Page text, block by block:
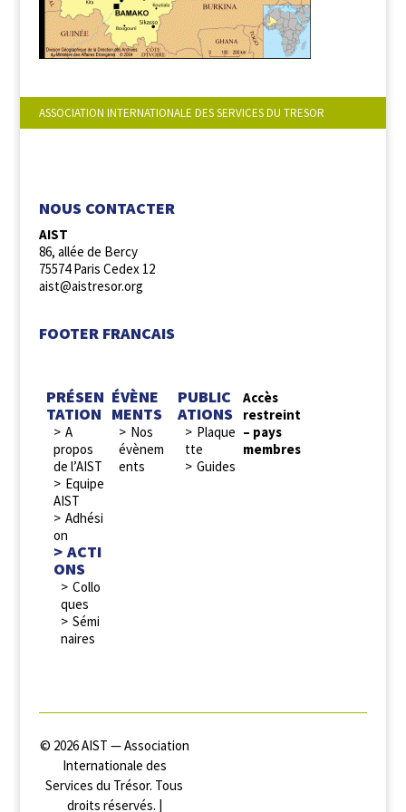
ASSOCIATION INTERNATIONALE DES SERVICES DU TRESOR
NOUS CONTACTER
AIST
86, allée de Bercy
75574 Paris Cedex 12
aist@aistresor.org
FOOTER FRANCAIS
PRÉSEN
TATION
A
propos
de l’AIST
Equipe
AIST
Adhési
on
ACTI
ONS
Collo
ques
Sémi
naires
ÉVÈNE
MENTS
Nos
évènem
ents
PUBLIC
ATIONS
Plaque
tte
Guides
Accès
restreint
– pays
membres
© 2026 AIST — Association
Internationale des
Services du Trésor. Tous
droits réservés. |